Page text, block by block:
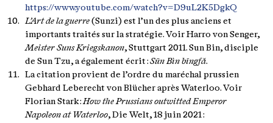
https://www.youtube.com/watch?v=D9uL2K5DgkQ
L’Art de la guerre (Sunzi) est l’un des plus anciens et
importants traités sur la stratégie. Voir Harro von Senger,
Meister Suns Kriegskanon, Stuttgart 2011. Sun Bin, disciple
de Sun Tzu, a également écrit : Sūn Bìn bīngfǎ.
La citation provient de l’ordre du maréchal prussien
Gebhard Leberecht von Blücher après Waterloo. Voir
Florian Stark :How the Prussians outwitted Emperor
Napoleon at Waterloo, Die Welt, 18 juin 2021 :